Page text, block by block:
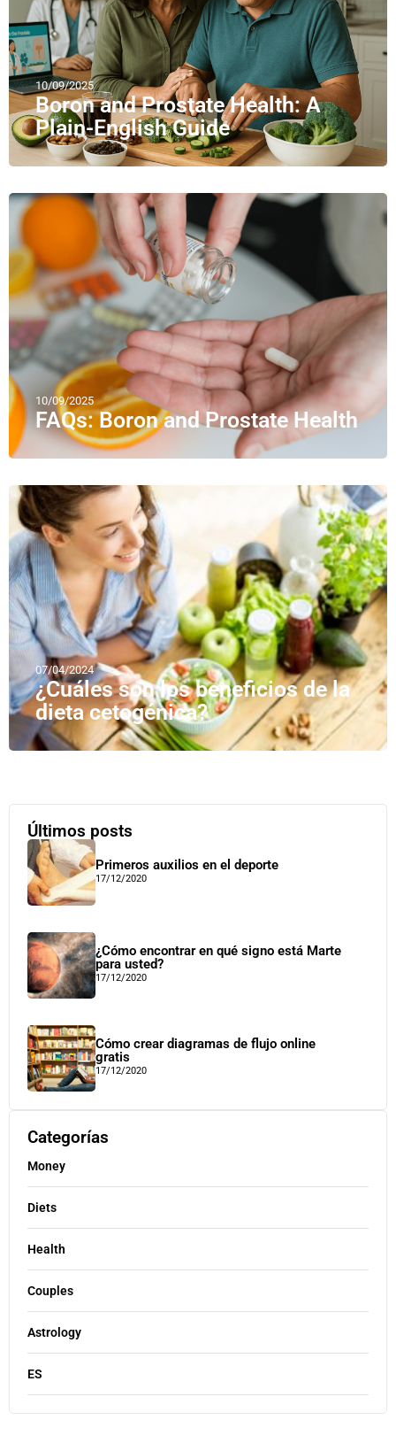
10/09/2025
Boron and Prostate Health: A
Plain-English Guide
10/09/2025
FAQs: Boron and Prostate Health
07/04/2024
¿Cuáles son los beneficios de la
dieta cetogénica?
Últimos posts
Primeros auxilios en el deporte
17/12/2020
¿Cómo encontrar en qué signo está Marte
para usted?
17/12/2020
Cómo crear diagramas de flujo online
gratis
17/12/2020
Categorías
Money
Diets
Health
Couples
Astrology
ES